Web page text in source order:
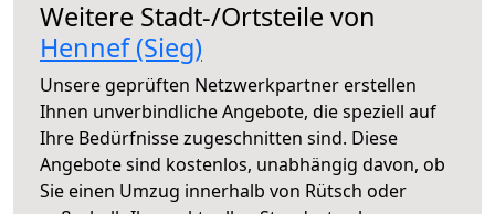
Weitere Stadt-/Ortsteile von
Hennef (Sieg)
Unsere geprüften Netzwerkpartner erstellen
Ihnen unverbindliche Angebote, die speziell auf
Ihre Bedürfnisse zugeschnitten sind. Diese
Angebote sind kostenlos, unabhängig davon, ob
Sie einen Umzug innerhalb von Rütsch oder